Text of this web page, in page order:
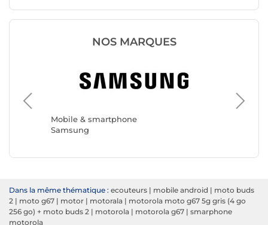
NOS MARQUES
Mobile & smartphone
Samsung
Mobile
Apple
Dans la même thématique : ecouteurs | mobile android | moto buds
2 | moto g67 | motor | motorala | motorola moto g67 5g gris (4 go
256 go) + moto buds 2 | motorola | motorola g67 | smarphone
motorola